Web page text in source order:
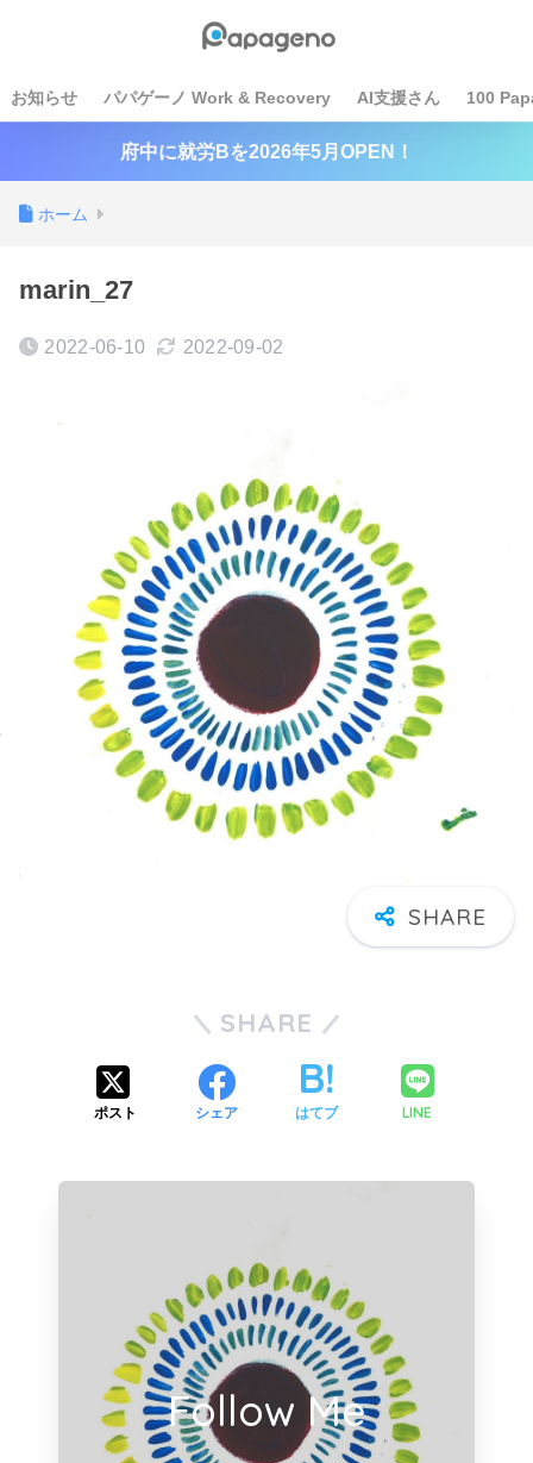
お知らせ パパゲーノ Work & Recovery AI支援さん 100
府中に就労Bを2026年5月OPEN！
ホーム
marin_27
2022-06-10 2022-09-02
SHARE
ポスト シェア はてブ LINE
Follow Me